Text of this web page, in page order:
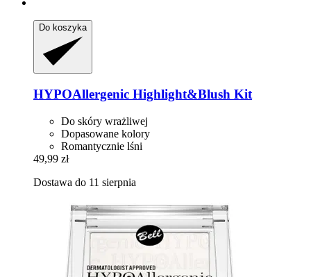
Do koszyka
HYPOAllergenic Highlight&Blush Kit
Do skóry wrażliwej
Dopasowane kolory
Romantycznie lśni
49,99 zł
Dostawa do 11 sierpnia